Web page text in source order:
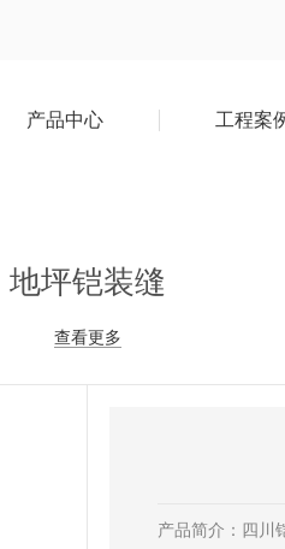
产品中心 工程案
地坪铠装缝
查看更多
产品简介：四川